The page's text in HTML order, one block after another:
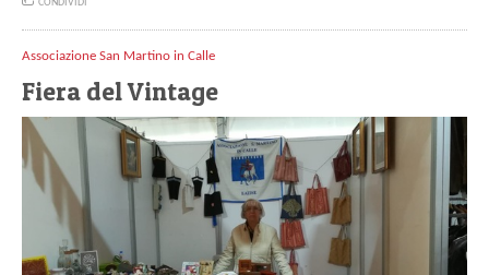
CONDIVIDI
Associazione San Martino in Calle
Fiera del Vintage